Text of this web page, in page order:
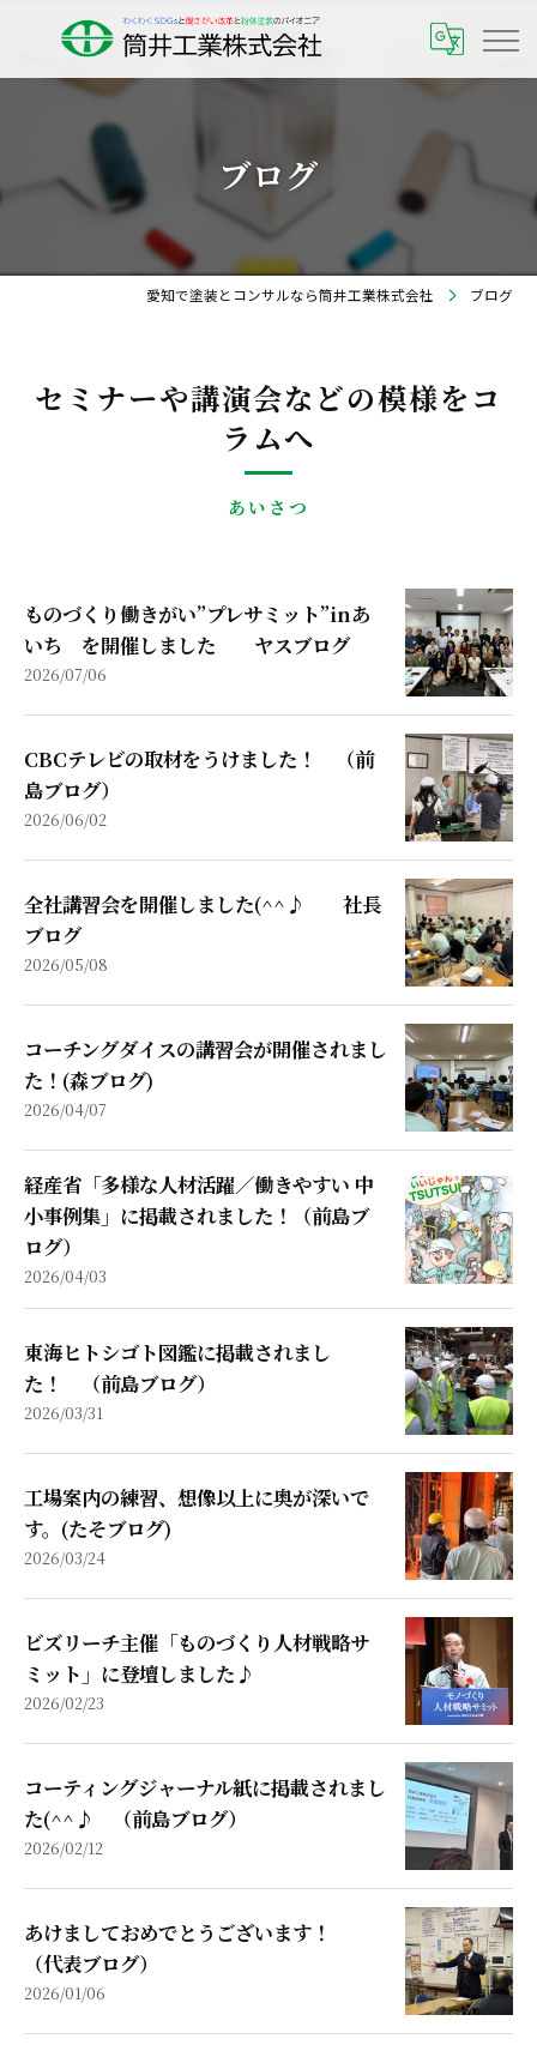
ブログ
愛知で塗装とコンサルなら筒井工業株式会社 ブログ
セミナーや講演会などの模様をコ
ラムへ
あいさつ
ものづくり働きがい”プレサミット”inあ
いち を開催しました ヤスブログ
2026/07/06
CBCテレビの取材をうけました！ （前
島ブログ）
2026/06/02
全社講習会を開催しました(^^♪ 社長
ブログ
2026/05/08
コーチングダイスの講習会が開催されまし
た！(森ブログ)
2026/04/07
経産省「多様な人材活躍／働きやすい 中
小事例集」に掲載されました！（前島ブ
ログ）
2026/04/03
東海ヒトシゴト図鑑に掲載されまし
た！ （前島ブログ）
2026/03/31
工場案内の練習、想像以上に奥が深いで
す。(たそブログ)
2026/03/24
ビズリーチ主催「ものづくり人材戦略サ
ミット」に登壇しました♪
2026/02/23
コーティングジャーナル紙に掲載されまし
た(^^♪ （前島ブログ）
2026/02/12
あけましておめでとうございます！
（代表ブログ）
2026/01/06